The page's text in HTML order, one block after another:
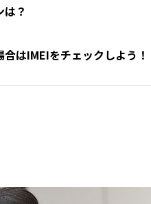
？
はIMEIをチェックしよう！